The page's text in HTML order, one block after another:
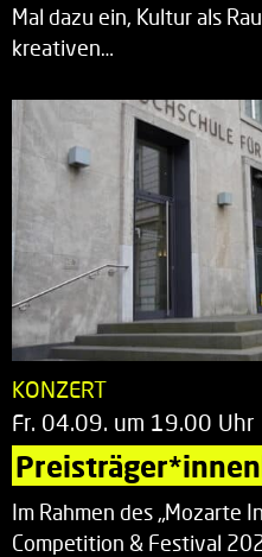
Mal dazu ein, Kultur als
kreativen…
KONZERT
Fr. 04.09. um 19.00 Uhr
Im Rahmen des „Mozarte
Competition & Festival